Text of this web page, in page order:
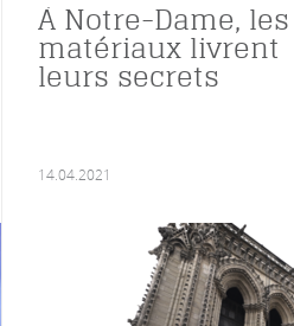
À Notre-Dame, les
matériaux livrent
leurs secrets
14.04.2021